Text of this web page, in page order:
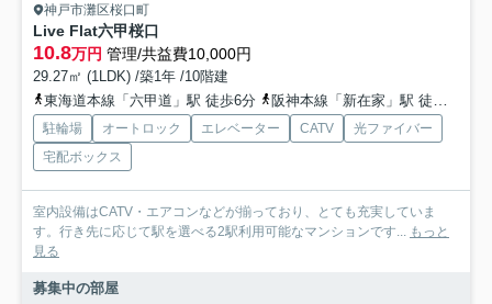
神戸市灘区桜口町
Live Flat六甲桜口
10.8万円 管理/共益費10,000円
29.27㎡ (1LDK) /築1年 /10階建
東海道本線「六甲道」駅 徒歩6分
阪神本線「新在家」駅 徒歩6分
駐輪場 オートロック エレベーター CATV
光ファイバー
宅配ボックス
室内設備はCATV・エアコンなどが揃っており、とても充実していま
す。行き先に応じて駅を選べる2駅利用可能なマンションです...
もっと
見る
募集中の部屋